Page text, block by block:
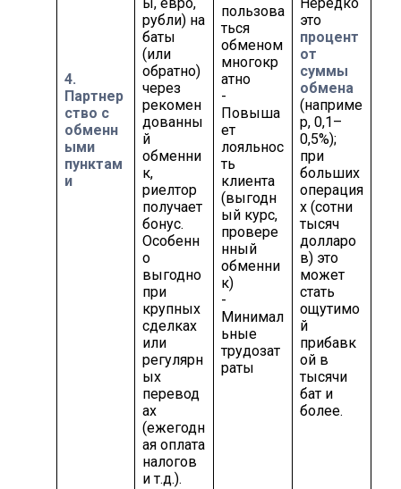
4.
Партнер
ство с
обменн
ыми
пунктам
и
рубли) на
баты
(или
обратно)
через
рекомен
дованны
й
обменни
к,
риелтор
получает
бонус.
Особенн
о
выгодно
при
крупных
сделках
или
регулярн
ых
перевод
ах
(ежегодн
ая оплата
налогов
и т.д.).
пользова
ться
обменом
многокр
атно
-
Повыша
ет
лояльнос
ть
клиента
(выгодн
ый курс,
провере
нный
обменни
к)
-
Минимал
ьные
трудозат
раты
это
процент
от
суммы
обмена
(наприме
р, 0,1–
0,5%);
при
больших
операция
х (сотни
тысяч
долларо
в) это
может
стать
ощутимо
й
прибавк
ой в
тысячи
бат и
более.